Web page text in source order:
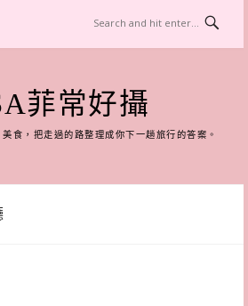
菲常好攝
食，把走過的路整理成你下一趟旅行的答案。